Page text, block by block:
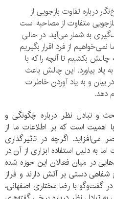
درباره تفاوت بازجویی از
متفاوت از مصاحبه است
به شمار می‌آید. در حالی
از فرد اقرار بگیریم
بکشیم تا آنچه را که با
یاد بیاورد. این چالش باعث
و به یاد آوردن خاطرات
دهد.
و تبادل نظر درباره چگونگی و
اهمیت است که بر اطلاعات ما از
می‌افزاید. اگرچه در تاثیرگذاری
به دلیل استفاده ابزاری از آن در
در میان فعالان این حوزه شده
دستی بر آتش دارند و فراز
گفت‌وگو با رضا مختاری اصفهانی،